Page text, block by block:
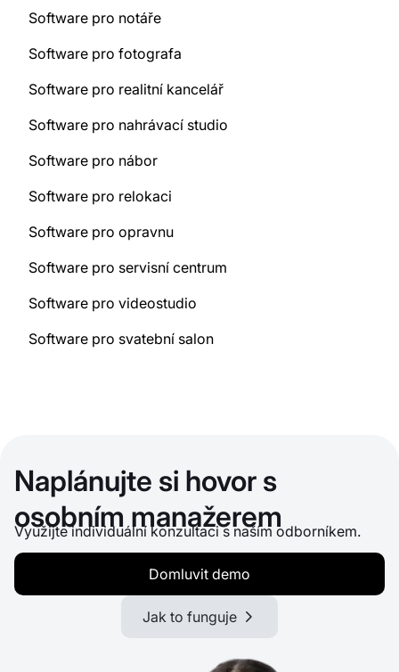
Software pro notáře
Software pro fotografa
Software pro realitní kancelář
Software pro nahrávací studio
Software pro nábor
Software pro relokaci
Software pro opravnu
Software pro servisní centrum
Software pro videostudio
Software pro svatební salon
Naplánujte si hovor s
osobním manažerem
Využijte individuální konzultaci s naším odborníkem.
Domluvit demo
Jak to funguje